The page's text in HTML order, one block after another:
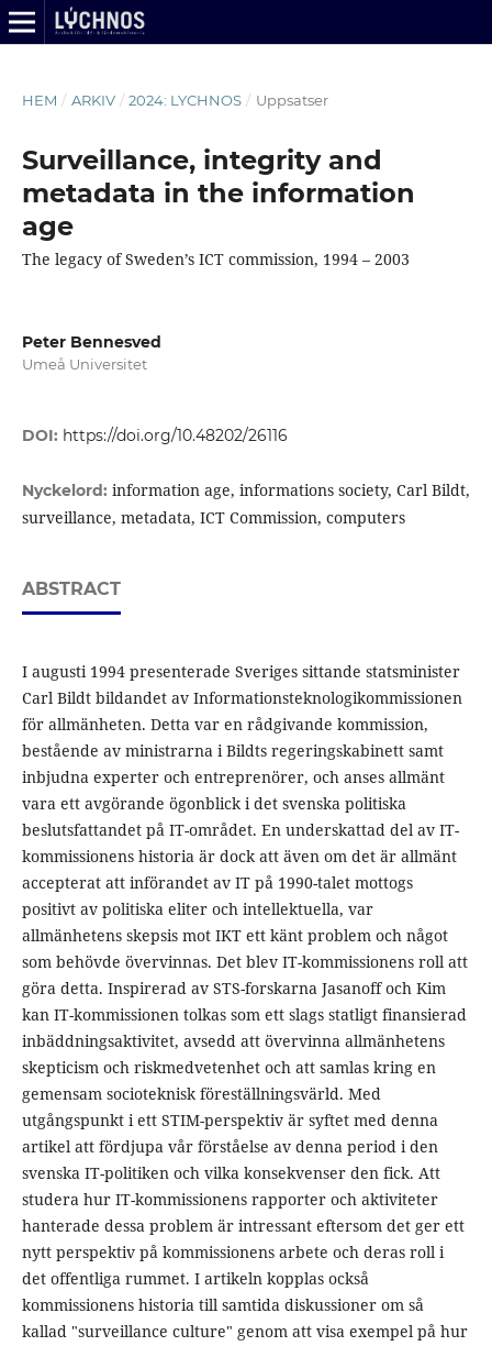
HEM / ARKIV / 2024: LYCHNOS / Uppsatser
Surveillance, integrity and
metadata in the information
age
The legacy of Sweden’s ICT commission, 1994 – 2003
Peter Bennesved
Umeå Universitet
DOI: https://doi.org/10.48202/26116
Nyckelord: information age, informations society, Carl Bildt,
surveillance, metadata, ICT Commission, computers
ABSTRACT
I augusti 1994 presenterade Sveriges sittande statsminister
Carl Bildt bildandet av Informationsteknologikommissionen
för allmänheten. Detta var en rådgivande kommission,
bestående av ministrarna i Bildts regeringskabinett samt
inbjudna experter och entreprenörer, och anses allmänt
vara ett avgörande ögonblick i det svenska politiska
beslutsfattandet på IT-området. En underskattad del av IT-
kommissionens historia är dock att även om det är allmänt
accepterat att införandet av IT på 1990-talet mottogs
positivt av politiska eliter och intellektuella, var
allmänhetens skepsis mot IKT ett känt problem och något
som behövde övervinnas. Det blev IT-kommissionens roll att
göra detta. Inspirerad av STS-forskarna Jasanoff och Kim
kan IT-kommissionen tolkas som ett slags statligt finansierad
inbäddningsaktivitet, avsedd att övervinna allmänhetens
skepticism och riskmedvetenhet och att samlas kring en
gemensam socioteknisk föreställningsvärld. Med
utgångspunkt i ett STIM-perspektiv är syftet med denna
artikel att fördjupa vår förståelse av denna period i den
svenska IT-politiken och vilka konsekvenser den fick. Att
studera hur IT-kommissionens rapporter och aktiviteter
hanterade dessa problem är intressant eftersom det ger ett
nytt perspektiv på kommissionens arbete och deras roll i
det offentliga rummet. I artikeln kopplas också
kommissionens historia till samtida diskussioner om så
kallad "surveillance culture" genom att visa exempel på hur